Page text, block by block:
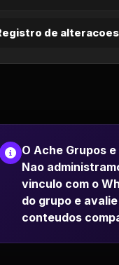
de alteracoes
O Ache Grupos
Nao
vinculo com o
do grupo e
conteudos